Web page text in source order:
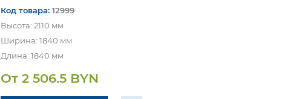
Код товара: 12999
Высота: 2110 мм
Ширина: 1840 мм
Длина: 1840 мм
От 2 506.5 BYN